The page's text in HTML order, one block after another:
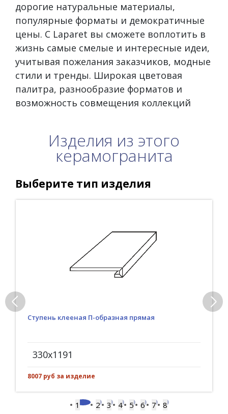
дорогие натуральные материалы,
популярные форматы и демократичные
цены. С Laparet вы сможете воплотить в
жизнь самые смелые и интересные идеи,
учитывая пожелания заказчиков, модные
стили и тренды. Широкая цветовая
палитра, разнообразие форматов и
возможность совмещения коллекций
Изделия из этого
керамогранита
Выберите тип изделия
Ступень клееная П-образная прямая
330x1191
8007 руб за изделие
1 2 3 4 5 6 7 8